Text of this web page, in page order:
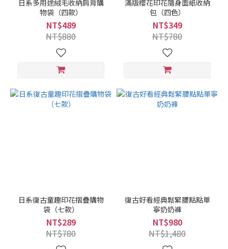
日系多用途絨毛收納肩背購
物袋（四款）
NT$489
NT$880
滿版櫻花印花隨身面紙收納
包（四色）
NT$349
NT$780
日系復古童趣印花摺疊購物
袋（七款）
NT$289
NT$780
復古好看經典鬆緊腰點點單
寧奶奶褲
NT$980
NT$1,480